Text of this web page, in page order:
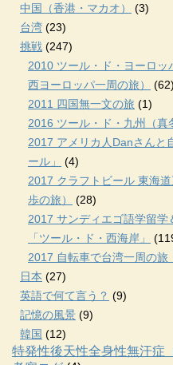
中国（香港・マカオ）
(3)
台湾 (23)
挑戦 (247)
2010 ツール・ド・ヨーロ
西ヨーロッパ一周の旅）
(62)
2011 四国無一文の旅 (1)
2016 ツール・ド・九州（真
2017 アメリカ人Danさんと
ール」
(4)
2017 クラフトビール 東海
歩の旅）
(28)
2017 サンディエゴ語学留
「ツール・ド・西海岸」
2017 自転車で台湾一周の旅
日本 (27)
英語で何て言う？ (9)
記憶の風景 (9)
韓国 (12)
特発性後天性全身性無汗症